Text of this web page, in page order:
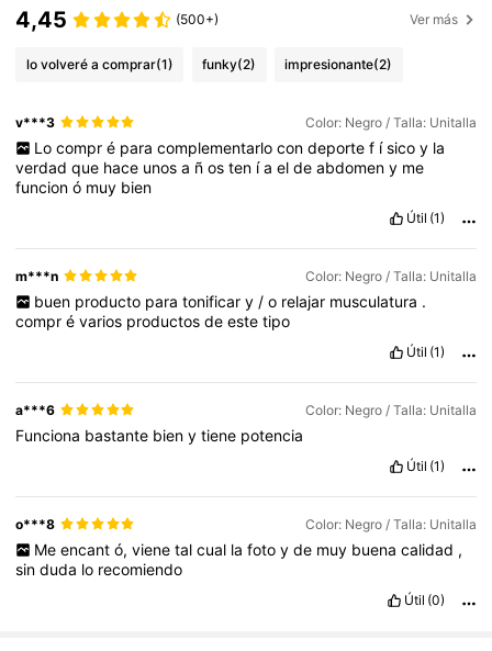
4,45 (500+) Ver más
lo volveré a comprar(1) funky(2) impresionante(2)
v***3 Color: Negro / Talla: Unitalla
Lo compr é para complementarlo con deporte f ísico y la
verdadque hace unosa ñosten íaeldeabdomeny me
funcionó muy bien
Útil (1)
m***n Color: Negro / Talla: Unitalla
buen producto para tonificar y / o relajar musculatura .
comprévarios productosdeestetipo
Útil (1)
a***6 Color: Negro / Talla: Unitalla
Funciona bastante bienytiene potencia
Útil (1)
o***8 Color: Negro / Talla: Unitalla
Me encant ó, viene tal cual la foto y de muy buena calidad ,
sinduda lo recomiendo
Útil (0)